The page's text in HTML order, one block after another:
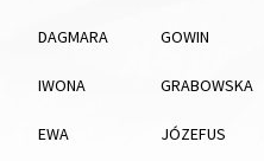
DAGMARA GOWIN
IWONA GRABOWSKA
EWA JÓZEFUS